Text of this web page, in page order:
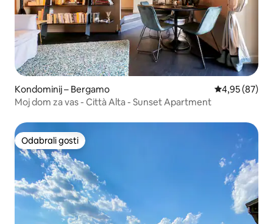
Kondominij – Bergamo Prosječna
4,95 (87)
Moj dom za vas - Città Alta - Sunset Apartment
Odabrali gosti
Odabrali gosti